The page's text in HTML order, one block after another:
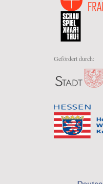
Gefördert durch: